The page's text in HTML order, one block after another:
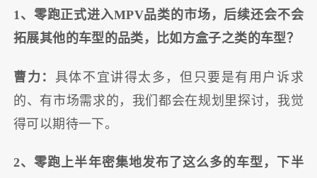
1、零跑正式进入MPV品类的市场，后续还会不会
拓展其他的车型的品类，比如方盒子之类的车型？
曹力： 具体不宜讲得太多，但只要是有用户诉求
的、有市场需求的，我们都会在规划里探讨，我觉
得可以期待一下。
2、零跑上半年密集地发布了这么多的车型，下半